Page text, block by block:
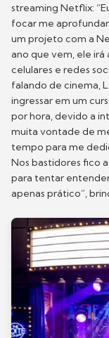
streaming Netflix:
focar me aprofundar
um projeto com a
ano que vem, ele irá
celulares e redes
falando de cinema,
ingressar em um
por hora, devido a
muita vontade de
tempo para me
Nos bastidores fico
para tentar
apenas prático”,